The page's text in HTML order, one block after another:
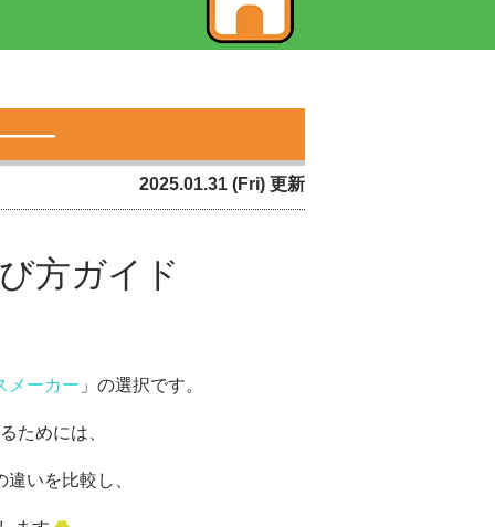
――
2025.01.31 (Fri) 更新
方ガイド
メーカー 」の選択です。
ためには、
いを比較し、